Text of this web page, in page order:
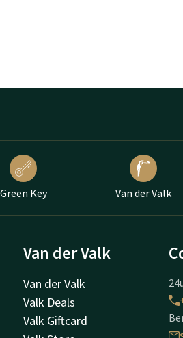
Green Key Van der Valk
Van der Valk
Van der Valk
Valk Deals
Valk Giftcard